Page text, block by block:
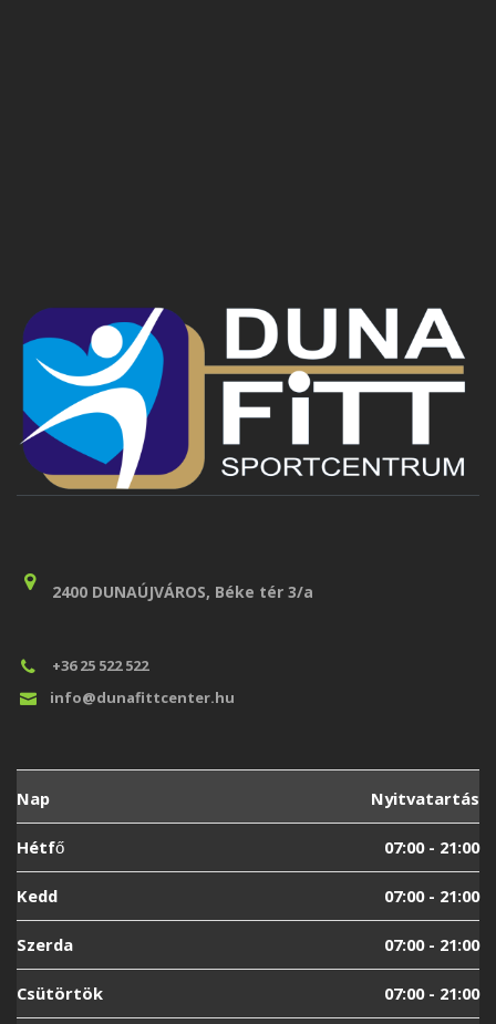
2400 DUNAÚJVÁROS, Béke tér 3/a
+36 25 522 522
info@dunafittcenter.hu
Nap Nyitvatartás
Hétfő 07:00 - 21:00
Kedd 07:00 - 21:00
Szerda 07:00 - 21:00
Csütörtök 07:00 - 21:00